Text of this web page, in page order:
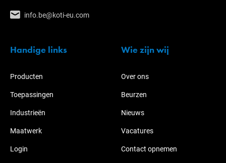
info.be@koti-eu.com
Handige links
Producten
Toepassingen
Industrieën
Maatwerk
Login
Wie zijn wij
Over ons
Beurzen
Nieuws
Vacatures
Contact opnemen